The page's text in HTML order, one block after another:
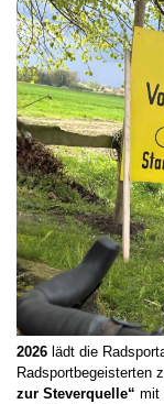
2026 lädt die
Radsportbegeisterten
zur Steverquelle“ mit